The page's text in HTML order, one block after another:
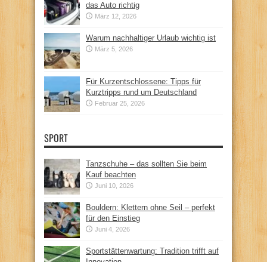
das Auto richtig
März 12, 2026
Warum nachhaltiger Urlaub wichtig ist
März 5, 2026
Für Kurzentschlossene: Tipps für
Kurztripps rund um Deutschland
Februar 25, 2026
SPORT
Tanzschuhe – das sollten Sie beim
Kauf beachten
Juni 10, 2026
Bouldern: Klettern ohne Seil – perfekt
für den Einstieg
Juni 4, 2026
Sportstättenwartung: Tradition trifft auf